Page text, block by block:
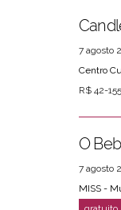
7 agosto
Centro
R$ 42-155
O
7 agosto